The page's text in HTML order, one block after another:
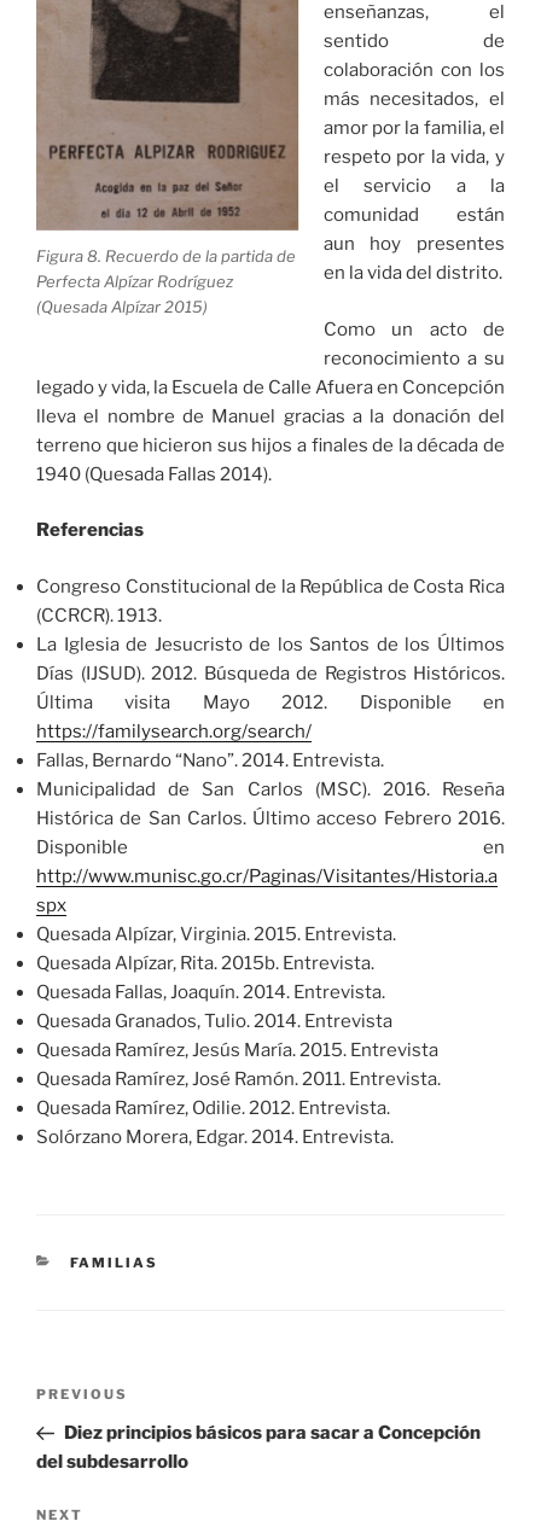
Figura 8. Recuerdo de la partida de
Perfecta Alpízar Rodríguez
(Quesada Alpízar 2015)
enseñanzas, el
sentido de
colaboración con los
más necesitados, el
amor por la familia, el
respeto por la vida, y
el servicio a la
comunidad están
aun hoy presentes
en la vida del distrito.
Como un acto de
reconocimiento a su
legado y vida, la Escuela de Calle Afuera en Concepción
lleva el nombre de Manuel gracias a la donación del
terreno que hicieron sus hijos a finales de la década de
1940 (Quesada Fallas 2014).
Referencias
Congreso Constitucional de la República de Costa Rica
(CCRCR). 1913.
La Iglesia de Jesucristo de los Santos de los Últimos
Días (IJSUD). 2012. Búsqueda de Registros Históricos.
Última visita Mayo 2012. Disponible en
https://familysearch.org/search/
Fallas, Bernardo “Nano”. 2014. Entrevista.
Municipalidad de San Carlos (MSC). 2016. Reseña
Histórica de San Carlos. Último acceso Febrero 2016.
Disponible en
http://www.munisc.go.cr/Paginas/Visitantes/Historia.a
spx
Quesada Alpízar, Virginia. 2015. Entrevista.
Quesada Alpízar, Rita. 2015b. Entrevista.
Quesada Fallas, Joaquín. 2014. Entrevista.
Quesada Granados, Tulio. 2014. Entrevista
Quesada Ramírez, Jesús María. 2015. Entrevista
Quesada Ramírez, José Ramón. 2011. Entrevista.
Quesada Ramírez, Odilie. 2012. Entrevista.
Solórzano Morera, Edgar. 2014. Entrevista.
CATEGORIES
FAMILIAS
Previous
Post
PREVIOUS
Diez principios básicos para sacar a Concepción
del subdesarrollo
Next
NEXT